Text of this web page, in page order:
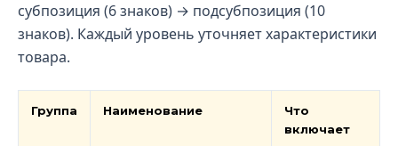
субпозиция (6 знаков) → подсубпозиция (10
знаков). Каждый уровень уточняет характеристики
товара.
Группа Наименование
Что
включает